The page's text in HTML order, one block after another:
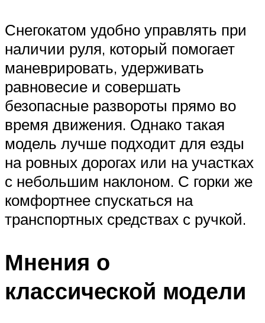
Снегокатом удобно управлять при
наличии руля, который помогает
маневрировать, удерживать
равновесие и совершать
безопасные развороты прямо во
время движения. Однако такая
модель лучше подходит для езды
на ровных дорогах или на участках
с небольшим наклоном. С горки же
комфортнее спускаться на
транспортных средствах с ручкой.
Мнения о
классической модели